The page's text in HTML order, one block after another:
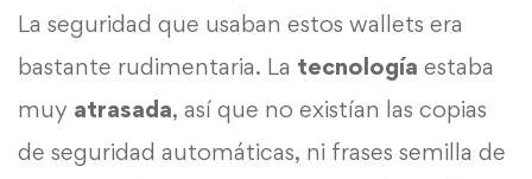
La seguridad que usaban estos wallets era
bastante rudimentaria. La tecnología estaba
muy atrasada, así que no existían las copias
de seguridad automáticas, ni frases semilla de